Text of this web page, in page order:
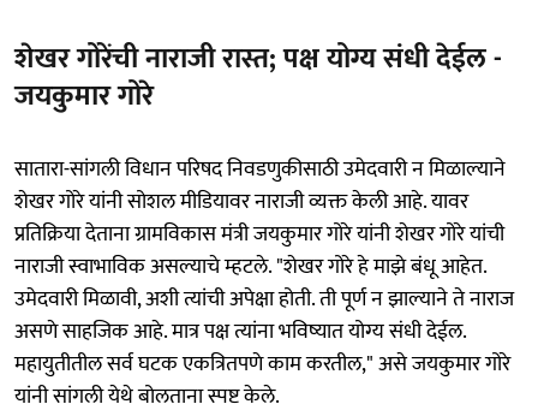
शेखर गोरेंची नाराजी रास्त; पक्ष योग्य संधी देईल -
जयकुमार गोरे
सातारा-सांगली विधान परिषद निवडणुकीसाठी उमेदवारी न मिळाल्याने
शेखर गोरे यांनी सोशल मीडियावर नाराजी व्यक्त केली आहे. यावर
प्रतिक्रिया देताना ग्रामविकास मंत्री जयकुमार गोरे यांनी शेखर गोरे यांची
नाराजी स्वाभाविक असल्याचे म्हटले. "शेखर गोरे हे माझे बंधू आहेत.
उमेदवारी मिळावी, अशी त्यांची अपेक्षा होती. ती पूर्ण न झाल्याने ते नाराज
असणे साहजिक आहे. मात्र पक्ष त्यांना भविष्यात योग्य संधी देईल.
महायुतीतील सर्व घटक एकत्रितपणे काम करतील," असे जयकुमार गोरे
यांनी सांगली येथे बोलताना स्पष्ट केले.